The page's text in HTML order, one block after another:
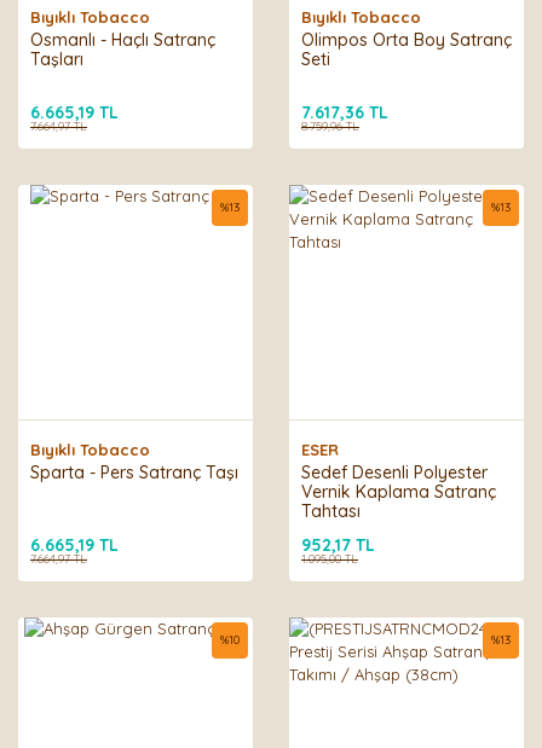
Bıyıklı Tobacco
Osmanlı - Haçlı Satranç
Taşları
6.665,19 TL
7.664,97 TL
Bıyıklı Tobacco
Olimpos Orta Boy Satranç
Seti
7.617,36 TL
8.759,96 TL
Bıyıklı Tobacco
Sparta - Pers Satranç Taşı
%13
6.665,19 TL
7.664,97 TL
ESER
Sedef Desenli Polyester
Vernik Kaplama Satranç
Tahtası
%13
952,17 TL
1.095,00 TL
%10 %13